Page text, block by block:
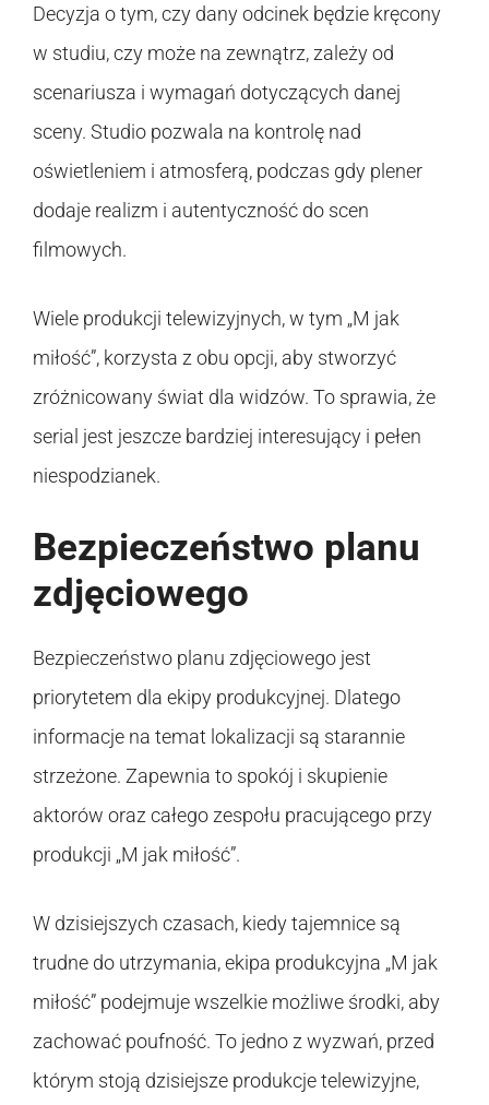
Decyzja o tym, czy dany odcinek będzie kręcony
w studiu, czy może na zewnątrz, zależy od
scenariusza i wymagań dotyczących danej
sceny. Studio pozwala na kontrolę nad
oświetleniem i atmosferą, podczas gdy plener
dodaje realizm i autentyczność do scen
filmowych.
Wiele produkcji telewizyjnych, w tym „M jak
miłość”, korzysta z obu opcji, aby stworzyć
zróżnicowany świat dla widzów. To sprawia, że
serial jest jeszcze bardziej interesujący i pełen
niespodzianek.
Bezpieczeństwo planu
zdjęciowego
Bezpieczeństwo planu zdjęciowego jest
priorytetem dla ekipy produkcyjnej. Dlatego
informacje na temat lokalizacji są starannie
strzeżone. Zapewnia to spokój i skupienie
aktorów oraz całego zespołu pracującego przy
produkcji „M jak miłość”.
W dzisiejszych czasach, kiedy tajemnice są
trudne do utrzymania, ekipa produkcyjna „M jak
miłość” podejmuje wszelkie możliwe środki, aby
zachować poufność. To jedno z wyzwań, przed
którym stoją dzisiejsze produkcje telewizyjne,